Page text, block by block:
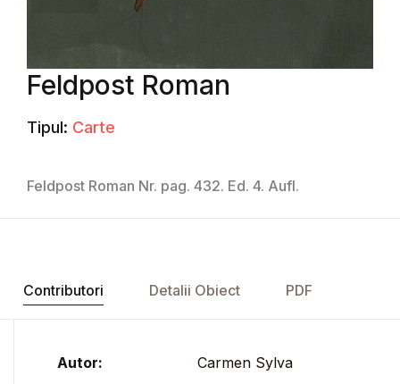
Feldpost Roman
Tipul: Carte
Feldpost Roman Nr. pag. 432. Ed. 4. Aufl.
Contributori Detalii Obiect PDF
Autor: Carmen Sylva